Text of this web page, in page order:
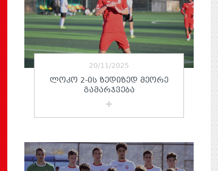
20/11/2025
ᲚᲝᲙᲝ 2-ᲘᲡ ᲖᲔᲓᲘᲖᲔᲓ ᲛᲔᲝᲠᲔ
ᲒᲐᲛᲐᲠᲯᲕᲔᲑᲐ